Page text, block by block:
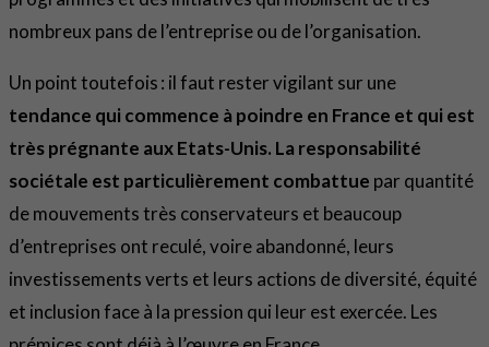
nombreux pans de l’entreprise ou de l’organisation.
Un point toutefois : il faut rester vigilant sur une
tendance qui commence à poindre en France et qui est
très prégnante aux Etats-Unis. La responsabilité
sociétale est particulièrement combattue par quantité
de mouvements très conservateurs et beaucoup
d’entreprises ont reculé, voire abandonné, leurs
investissements verts et leurs actions de diversité, équité
et inclusion face à la pression qui leur est exercée. Les